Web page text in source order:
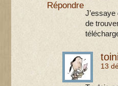
de
Répondre
13